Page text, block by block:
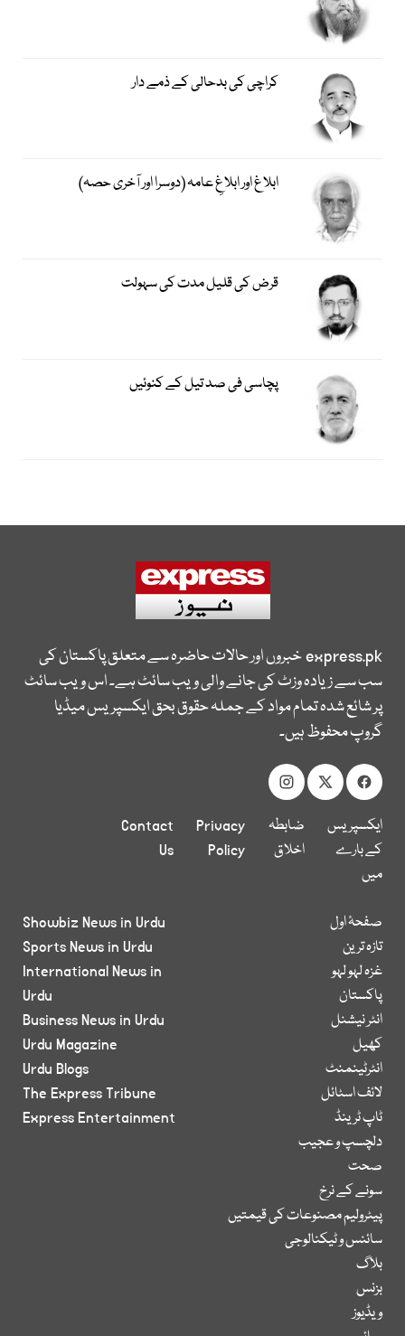
کراچی کی بدحالی کے ذمے دار
ابلاغ اور ابلاغِ عامہ (دوسرا اور آخری حصہ)
قرض کی قلیل مدت کی سہولت
پچاسی فی صد تیل کے کنوئیں
express.pkخبروں اور حالات حاضرہ سے متعلق پاکستان کی
سب سے زیادہ وزٹ کی جانے والی ویب سائٹ ہے۔ اس ویب سائٹ
پر شائع شدہ تمام مواد کے جملہ حقوق بحق ایکسپریس میڈیا
گروپ محفوظ ہیں۔
ایکسپریس
کے بارے
میں
ضابطہ
اخلاق
Privacy
Policy
Contact
Us
صفحۂ اول
تازہ ترین
غزہ لہو لہو
پاکستان
انٹر نیشنل
کھیل
انٹرٹینمنٹ
لائف اسٹائل
ٹاپ ٹرینڈ
دلچسپ و عجیب
صحت
سونے کے نرخ
پیٹرولیم مصنوعات کی قیمتیں
سائنس و ٹیکنالوجی
بلاگ
بزنس
ویڈیوز
Showbiz News in Urdu
Sports News in Urdu
International News in
Urdu
Business News in Urdu
Urdu Magazine
Urdu Blogs
The Express Tribune
Express Entertainment